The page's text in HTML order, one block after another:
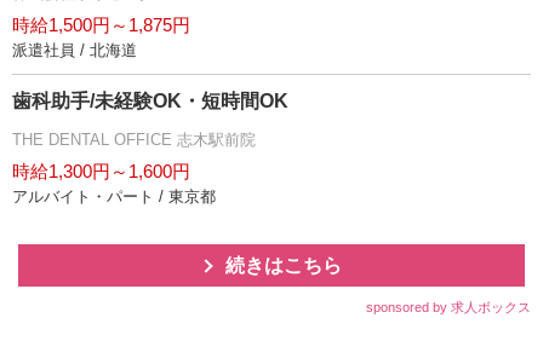
時給1,500円～1,875円
派遣社員 / 北海道
歯科助手/未経験OK・短時間OK
THE DENTAL OFFICE 志木駅前院
時給1,300円～1,600円
アルバイト・パート / 東京都
続きはこちら
sponsored by 求人ボックス